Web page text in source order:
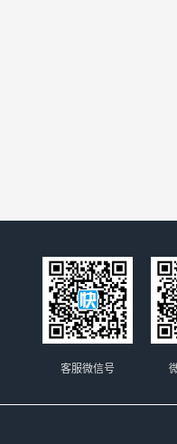
客服微信号